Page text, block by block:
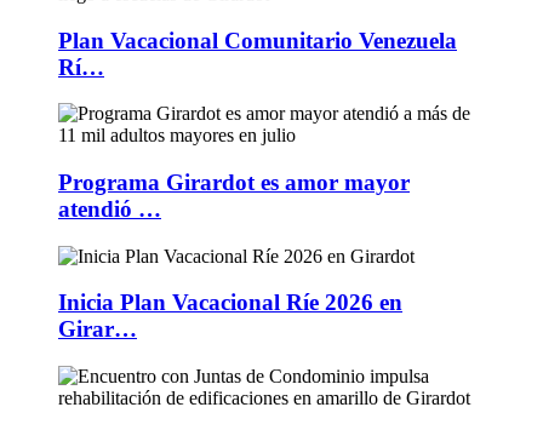
Plan Vacacional Comunitario Venezuela
Rí…
Programa Girardot es amor mayor
atendió …
Inicia Plan Vacacional Ríe 2026 en
Girar…